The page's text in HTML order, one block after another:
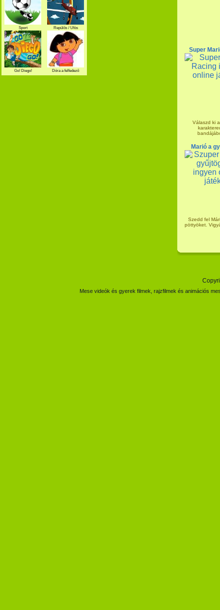
Super
Válaszd ki
Marió a
Szedd fel
pöttyöket.
Sport Repülős / Ufós
Go! Diego! Dóra a felfedező
Mese videók és gyerek filmek, rajzfilmek és animációs